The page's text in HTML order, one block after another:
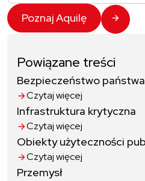
Poznaj Aquilę
Powiązane treści
Bezpieczeństwo państwa
Czytaj więcej
Infrastruktura krytyczna
Czytaj więcej
Obiekty użyteczności
Czytaj więcej
Przemysł